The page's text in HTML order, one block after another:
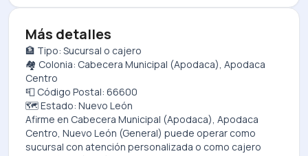
Más detalles
🏦 Tipo: Sucursal o cajero
🏘️ Colonia: Cabecera Municipal (Apodaca), Apodaca
Centro
📮 Código Postal: 66600
🗺️ Estado: Nuevo León
Afirme en Cabecera Municipal (Apodaca), Apodaca
Centro, Nuevo León (General) puede operar como
sucursal con atención personalizada o como cajero